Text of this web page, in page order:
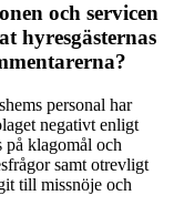
och servicen
hyresgästernas
personal har
negativt enligt
på klagomål och
samt otrevligt
till missnöje och